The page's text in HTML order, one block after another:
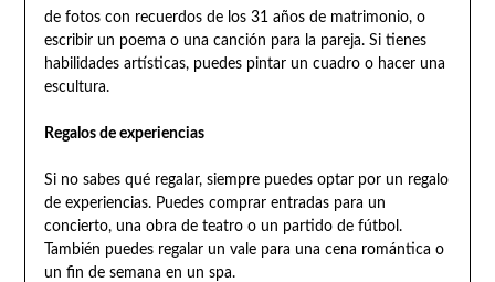
de fotos con recuerdos de los 31 años de matrimonio, o
escribir un poema o una canción para la pareja. Si tienes
habilidades artísticas, puedes pintar un cuadro o hacer una
escultura.
Regalos de experiencias
Si no sabes qué regalar, siempre puedes optar por un regalo
de experiencias. Puedes comprar entradas para un
concierto, una obra de teatro o un partido de fútbol.
También puedes regalar un vale para una cena romántica o
un fin de semana en un spa.